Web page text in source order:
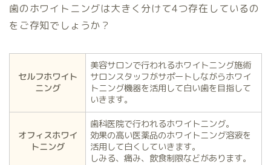
歯のホワイトニングは大きく分けて4つ存在しているの
をご存知でしょうか？
セルフホワイト
ニング
美容サロンで行われるホワイトニング施術
サロンスタッフがサポートしながらホワイ
トニング機器を活用して白い歯を目指して
いきます。
オフィスホワイ
トニング
歯科医院で行われるホワイトニング。
効果の高い医薬品のホワイトニング溶液を
活用して白くしていきます。
しみる、痛み、飲食制限などがあります。